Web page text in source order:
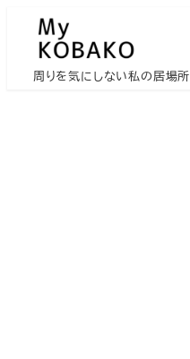
周りを気にしない私の居場所